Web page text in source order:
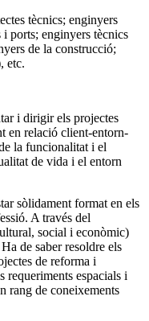
tècnics; enginyers
ports; enginyers tècnics
de la construcció;
etc.
i dirigir els projectes
en relació client-entorn-
la funcionalitat i el
de vida i el entorn
sòlidament format en els
A través del
social i econòmic)
de saber resoldre els
de reforma i
requeriments espacials i
rang de coneixements